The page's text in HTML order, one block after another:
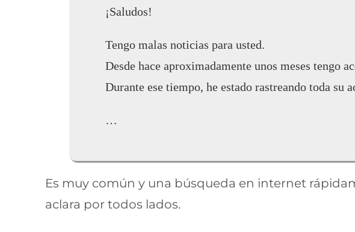
¡Saludos!
Tengo malas noticias para usted.
Desde hace aproximadamente unos meses tengo
Durante ese tiempo, he estado rastreando toda su
…
Es muy común y una búsqueda en internet
aclara por todos lados.